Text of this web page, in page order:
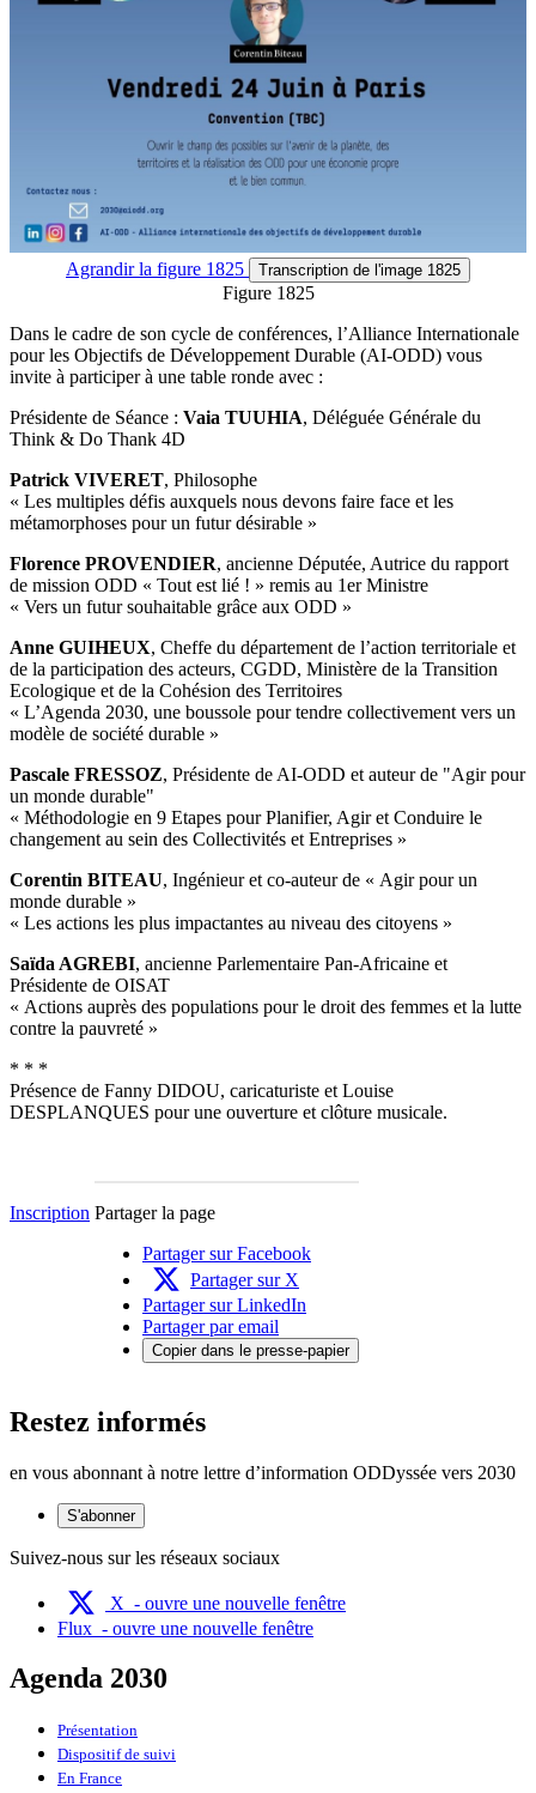
Agrandirla figure 1825 Transcription de l'image 1825
Figure 1825
Dans le cadre de son cycle de conférences, l’Alliance Internationale
pour les Objectifs de Développement Durable (AI-ODD) vous
invite à participer à une table ronde avec :
Présidente de Séance : Vaia TUUHIA, Déléguée Générale du
Think & Do Thank 4D
Patrick VIVERET, Philosophe
« Les multiples défis auxquels nous devons faire face et les
métamorphoses pour un futur désirable »
Florence PROVENDIER, ancienne Députée, Autrice du rapport
de mission ODD « Tout est lié ! » remis au 1er Ministre
« Vers un futur souhaitable grâce aux ODD »
Anne GUIHEUX, Cheffe du département de l’action territoriale et
de la participation des acteurs, CGDD, Ministère de la Transition
Ecologique et de la Cohésion des Territoires
« L’Agenda 2030, une boussole pour tendre collectivement vers un
modèle de société durable »
Pascale FRESSOZ, Présidente de AI-ODD et auteur de "Agir pour
un monde durable"
« Méthodologie en 9 Etapes pour Planifier, Agir et Conduire le
changement au sein des Collectivités et Entreprises »
Corentin BITEAU, Ingénieur et co-auteur de « Agir pour un
monde durable »
« Les actions les plus impactantes au niveau des citoyens »
Saïda AGREBI, ancienne Parlementaire Pan-Africaine et
Présidente de OISAT
« Actions auprès des populations pour le droit des femmes et la lutte
contre la pauvreté »
* * *
Présence de Fanny DIDOU, caricaturiste et Louise
DESPLANQUES pour une ouverture et clôture musicale.
Inscription Partager la page
Partager sur Facebook
Partager sur X
Partager sur LinkedIn
Partager par email
Copier dans le presse-papier
Restez informés
en vous abonnant à notre lettre d’information ODDyssée vers 2030
S'abonner
Suivez-nous sur les réseaux sociaux
X - ouvre une nouvelle fenêtre
Flux - ouvre une nouvelle fenêtre
Agenda 2030
Présentation
Dispositif de suivi
En France